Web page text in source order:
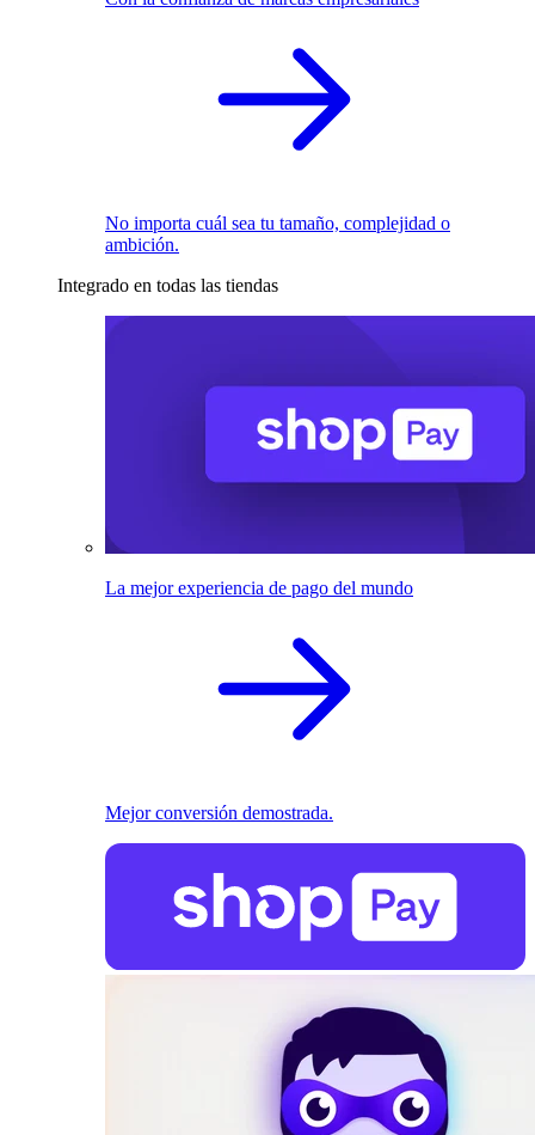
No importa cuál sea tu tamaño, complejidad o
ambición.
Integrado en todas las tiendas
La mejor experiencia de pago del mundo
Mejor conversión demostrada.